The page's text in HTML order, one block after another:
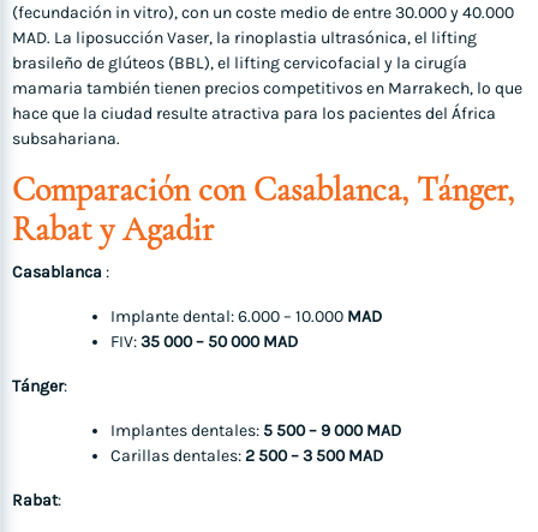
(fecundación in vitro), con un coste medio de entre 30.000 y 40.000
MAD. La liposucción Vaser, la rinoplastia ultrasónica, el lifting
brasileño de glúteos (BBL), el lifting cervicofacial y la cirugía
mamaria también tienen precios competitivos en Marrakech, lo que
hace que la ciudad resulte atractiva para los pacientes del África
subsahariana.
Comparación con Casablanca, Tánger,
Rabat y Agadir
Casablanca :
Implante dental: 6.000 – 10.000 MAD
FIV:35 000 – 50 000 MAD
Tánger:
Implantes dentales: 5 500 – 9 000 MAD
Carillas dentales:2 500 – 3 500 MAD
Rabat: